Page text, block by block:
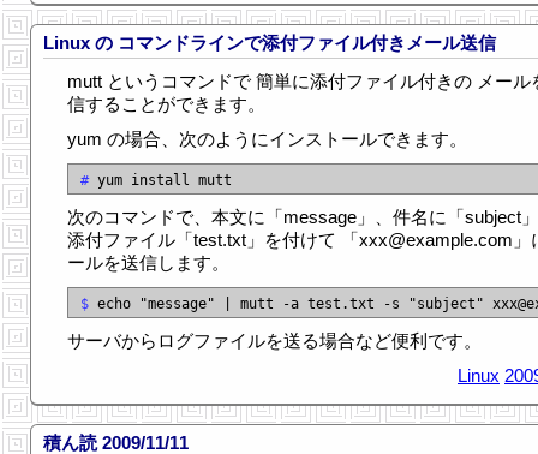
Linux の コマンドラインで添付ファイル付きメール送信
mutt というコマンドで 簡単に添付ファイル付きの メール
信することができます。
yum の場合、次のようにインストールできます。
#
次のコマンドで、本文に「message」、件名に「subject
添付ファイル「test.txt」を付けて 「xxx@example.com」
ールを送信します。
$
サーバからログファイルを送る場合など便利です。
Linux
積ん読 2009/11/11